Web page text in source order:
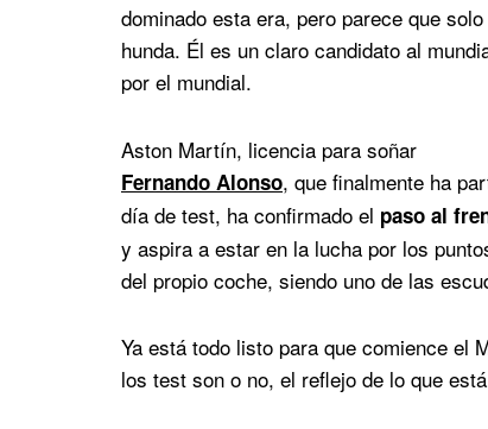
dominado esta era, pero parece que
hunda. Él es un claro candidato al
por el mundial.
Aston Martín, licencia para soñar
Fernando Alonso, que finalmente ha
día de test, ha confirmado el paso al
y aspira a estar en la lucha por los
del propio coche, siendo uno de las
Ya está todo listo para que comience el
los test son o no, el reflejo de lo que